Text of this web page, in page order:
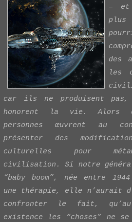
– et
des
les
car ils ne produisent pas,
honorent la vie. Alors
personnes œuvrent au
présenter des
culturelles pour
civilisation. Si notre
“baby boom”, née entre
une thérapie, elle n’aurait
confronter le fait,
existence les “choses” ne